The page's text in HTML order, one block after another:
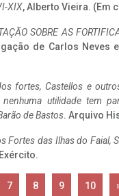
XIX, Alberto Vieira. (Em
SOBRE AS
de Carlos Neves
fortes, Castellos e
utilidade tem
de Bastos. Arquivo
Fortes das Ilhas do Faial,
7 8 9 10